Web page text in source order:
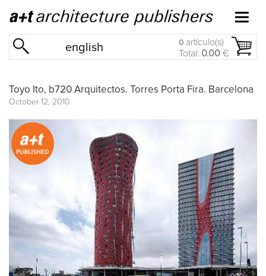
english 0 artículo(s)
Total: 0.00 €
Toyo Ito, b720 Arquitectos. Torres Porta Fira. Barcelona
October 12, 2010